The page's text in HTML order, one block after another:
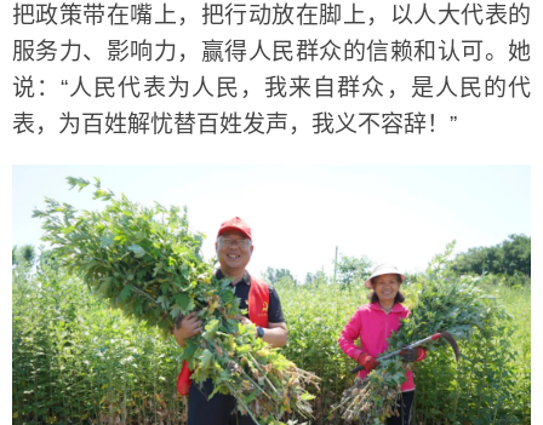
把政策带在嘴上，把行动放在脚上，以人大代表的
服务力、影响力，赢得人民群众的信赖和认可。她
说：“人民代表为人民，我来自群众，是人民的代
表，为百姓解忧替百姓发声，我义不容辞！”